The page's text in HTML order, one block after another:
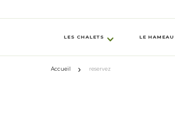
LES CHALETS LE
Accueil reservez